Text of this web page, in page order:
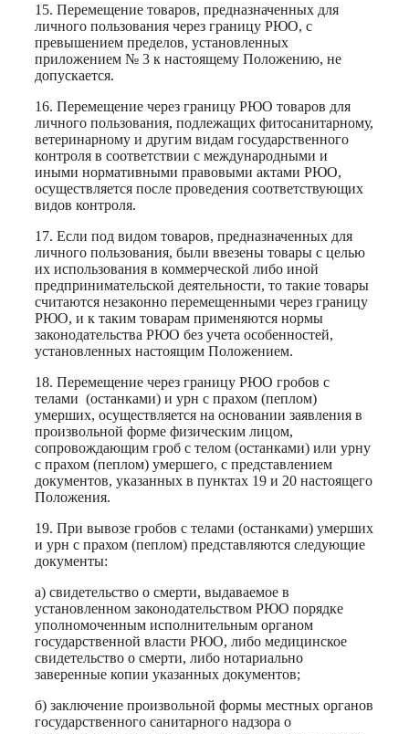
15. Перемещение товаров, предназначенных для
личного пользования через границу РЮО, с
превышением пределов, установленных
приложением № 3 к настоящему Положению, не
допускается.
16. Перемещение через границу РЮО товаров для
личного пользования, подлежащих фитосанитарному,
ветеринарному и другим видам государственного
контроля в соответствии с международными и
иными нормативными правовыми актами РЮО,
осуществляется после проведения соответствующих
видов контроля.
17. Если под видом товаров, предназначенных для
личного пользования, были ввезены товары с целью
их использования в коммерческой либо иной
предпринимательской деятельности, то такие товары
считаются незаконно перемещенными через границу
РЮО, и к таким товарам применяются нормы
законодательства РЮО без учета особенностей,
установленных настоящим Положением.
18. Перемещение через границу РЮО гробов с
телами (останками) и урн с прахом (пеплом)
умерших, осуществляется на основании заявления в
произвольной форме физическим лицом,
сопровождающим гроб с телом (останками) или урну
с прахом (пеплом) умершего, с представлением
документов, указанных в пунктах 19 и 20 настоящего
Положения.
19. При вывозе гробов с телами (останками) умерших
и урн с прахом (пеплом) представляются следующие
документы:
а) свидетельство о смерти, выдаваемое в
установленном законодательством РЮО порядке
уполномоченным исполнительным органом
государственной власти РЮО, либо медицинское
свидетельство о смерти, либо нотариально
заверенные копии указанных документов;
б) заключение произвольной формы местных органов
государственного санитарного надзора о